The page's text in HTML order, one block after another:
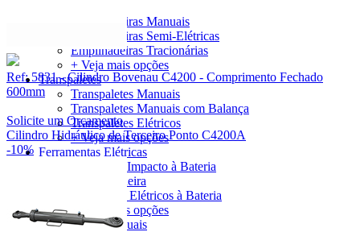
Empilhadeiras Manuais
Empilhadeiras Semi-Elétricas
Empilhadeiras Tracionárias
+ Veja mais opções
Transpaletes
Transpaletes Manuais
Transpaletes Manuais com Balança
Transpaletes Elétricos
+ Veja mais opções
Ferramentas Elétricas
Chaves de Impacto à Bateria
Esmerilhadeira
Cortadores Elétricos à Bateria
+ Veja mais opções
Ferramentas Manuais
Ref: 5831 - Cilindro Bovenau C4200 - Comprimento Fechado
600mm
Solicite um Orçamento
Cilindro Hidráulico de Terceiro Ponto C4200A
-10%